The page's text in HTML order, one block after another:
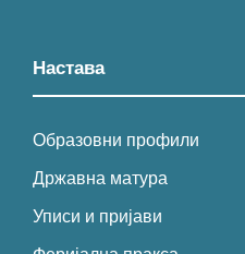
Настава
Образовни профили
Државна матура
Уписи и пријави